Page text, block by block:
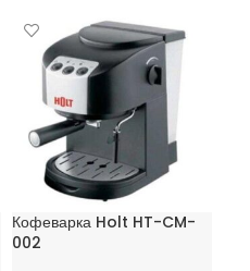
Кофеварка Holt HT-CM-
002